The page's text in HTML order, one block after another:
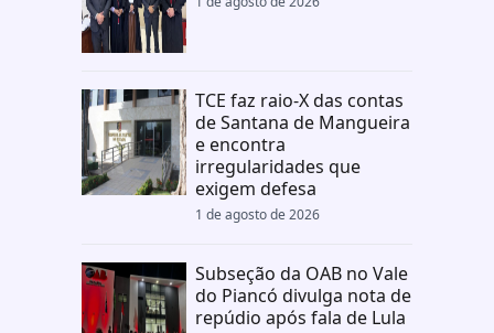
TCE faz raio-X das contas
de Santana de Mangueira
e encontra
irregularidades que
exigem defesa
1 de agosto de 2026
Subseção da OAB no Vale
do Piancó divulga nota de
repúdio após fala de Lula